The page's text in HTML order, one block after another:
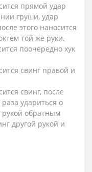
прямой удар
груши, удар
этого наносится
той же руки.
поочередно хук
свинг правой и
свинг, после
удариться о
обратным
другой рукой и